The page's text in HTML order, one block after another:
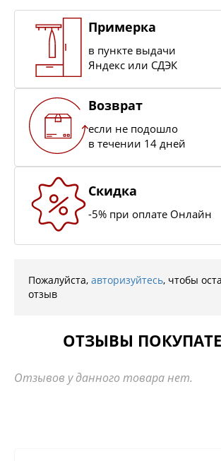
Примерка
в пункте выдачи
Яндекс или СДЭК
Возврат
если не подошло
в течении 14 дней
Скидка
-5% при оплате Онлайн
Пожалуйста, авторизуйтесь, чтобы
отзыв
ОТЗЫВЫ
Отзывов у данного товара нет.